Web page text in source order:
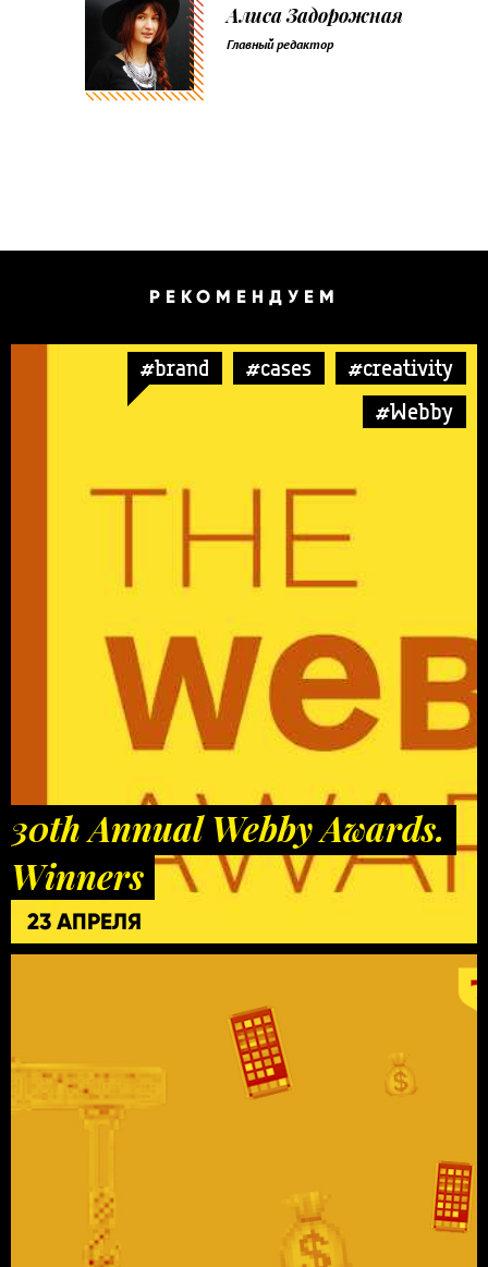
Алиса Задорожная
Главный редактор
РЕКОМЕНДУЕМ
#brand #cases
#creativity
#Webby
30th Annual Webby Awards.
Winners
23 АПРЕЛЯ